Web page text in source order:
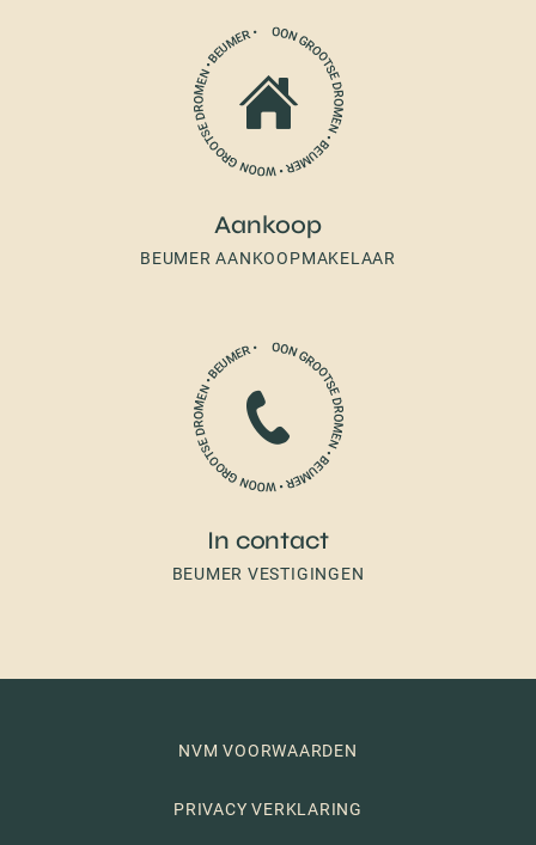
Aankoop
BEUMER AANKOOPMAKELAAR
In contact
BEUMER VESTIGINGEN
NVM VOORWAARDEN
PRIVACY VERKLARING